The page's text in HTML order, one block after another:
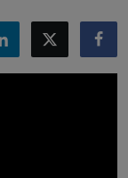
رسائل مهمة
أحكام وفتاوى